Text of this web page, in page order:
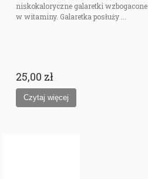
niskokaloryczne galaretki wzbogacone
w witaminy. Galaretka posłuży ...
25,00 zł